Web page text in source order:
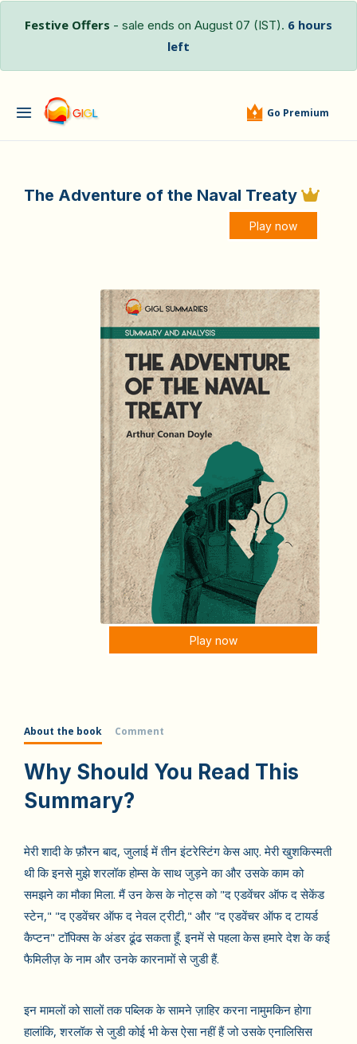
Festive Offers - sale ends on August 07 (IST). 6 hours
left
Go Premium
The Adventure of the Naval Treaty
Play now
Play now
About the book Comment
Why Should You Read This
Summary?
मेरी शादी के फ़ौरन बाद, जुलाई में तीन इंटरेस्टिंग केस आए. मेरी खुशकिस्मती
थी कि इनसे मुझे शरलॉक होम्स के साथ जुड़ने का और उसके काम को
समझने का मौका मिला. मैं उन केस के नोट्स को "द एडवेंचर ऑफ द सेकेंड
स्टेन," "द एडवेंचर ऑफ द नेवल ट्रीटी," और "द एडवेंचर ऑफ द टायर्ड
कैप्टन" टॉपिक्स के अंडर ढूंढ सकता हूँ. इनमें से पहला केस हमारे देश के कई
फैमिलीज़ के नाम और उनके कारनामों से जुडी हैं.
इन मामलों को सालों तक पब्लिक के सामने ज़ाहिर करना नामुमकिन होगा
हालांकि, शरलॉक से जुडी कोई भी केस ऐसा नहीं हैं जो उसके एनालिसिस